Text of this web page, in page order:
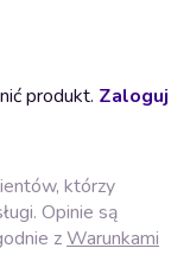
produkt. Zaloguj
którzy
Opinie są
zWarunkami